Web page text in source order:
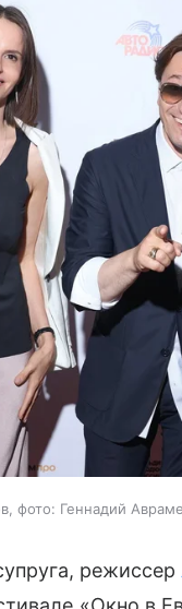
фото: Геннадий
режиссер